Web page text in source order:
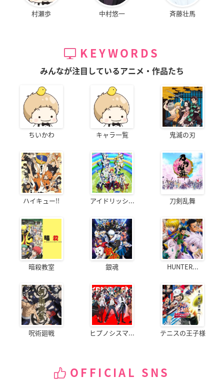
村瀬歩 中村悠一 斉藤壮馬
KEYWORDS
みんなが注目しているアニメ・作品たち
ちいかわ キャラ一覧 鬼滅の刃
ハイキュー!! アイドリッシ... 刀剣乱舞
暗殺教室 銀魂 HUNTER...
呪術廻戦 ヒプノシスマ... テニスの王子様
OFFICIAL SNS